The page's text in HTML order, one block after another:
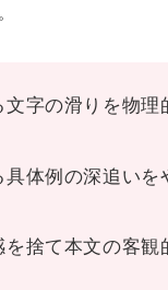
文字の滑りを物理
具体例の深追いを
を捨て本文の客観